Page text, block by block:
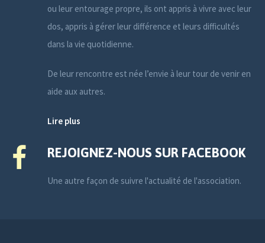
ou leur entourage propre, ils ont appris à vivre avec leur
dos, appris à gérer leur différence et leurs difficultés
dans la vie quotidienne.
De leur rencontre est née l’envie à leur tour de venir en
aide aux autres.
Lire plus
REJOIGNEZ-NOUS SUR FACEBOOK
Une autre façon de suivre l'actualité de l'association.